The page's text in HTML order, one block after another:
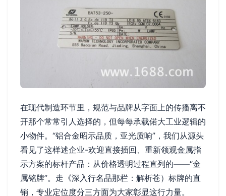
在现代制造环节里，规范与品牌从字面上的传播离不
开那个常常引人选择的，但每每承载偌大工业逻辑的
小物件。“铝合金昭示品质，亚光质响”，我们从源头
看见了这样述企业-欢迎直接插回、重新领观金属指
示方案的标杆产品：从价格透明过程直列的——“金
属铭牌”。走《深入行名品那栏：解析苍）标牌的直
销，专业定位度分三方面为大家彰显这行力量。